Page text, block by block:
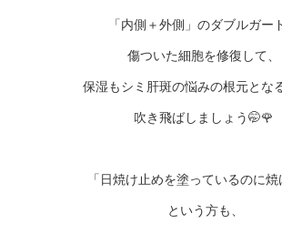
「内側＋外側」のダブルガー
傷ついた細胞を修復して、
保湿もシミ肝斑の悩みの根元とな
吹き飛ばしましょう🤭🌹
「日焼け止めを塗っているのに焼
という方も、